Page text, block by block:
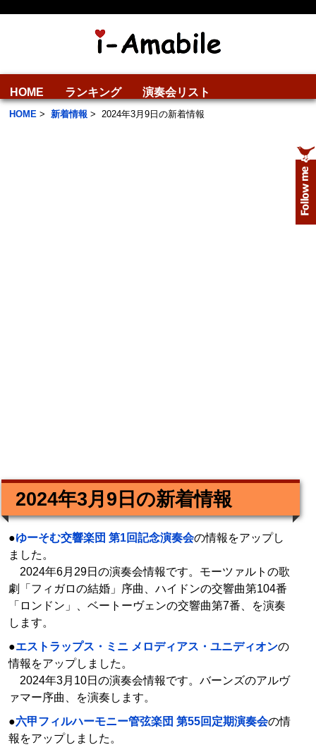
HOME ランキング 演奏会リスト
HOME > 新着情報 > 2024年3月9日の新着情報
2024年3月9日の新着情報
●ゆーそむ交響楽団 第1回記念演奏会の情報をアップし
ました。
2024年6月29日の演奏会情報です。モーツァルトの歌
劇「フィガロの結婚」序曲、ハイドンの交響曲第104番
「ロンドン」、ベートーヴェンの交響曲第7番、を演奏
します。
●エストラップス・ミニ メロディアス・ユニディオンの
情報をアップしました。
2024年3月10日の演奏会情報です。バーンズのアルヴ
ァマー序曲、を演奏します。
●六甲フィルハーモニー管弦楽団 第55回定期演奏会の情
報をアップしました。